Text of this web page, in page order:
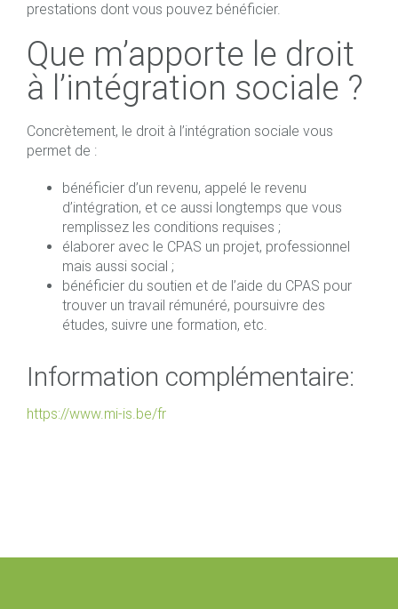
prestations dont vous pouvez bénéficier.
Que m’apporte le droit
à l’intégration sociale ?
Concrètement, le droit à l’intégration sociale vous
permet de :
bénéficier d’un revenu, appelé le revenu
d’intégration, et ce aussi longtemps que vous
remplissez les conditions requises ;
élaborer avec le CPAS un projet, professionnel
mais aussi social ;
bénéficier du soutien et de l’aide du CPAS pour
trouver un travail rémunéré, poursuivre des
études, suivre une formation, etc.
Information complémentaire:
https://www.mi-is.be/fr